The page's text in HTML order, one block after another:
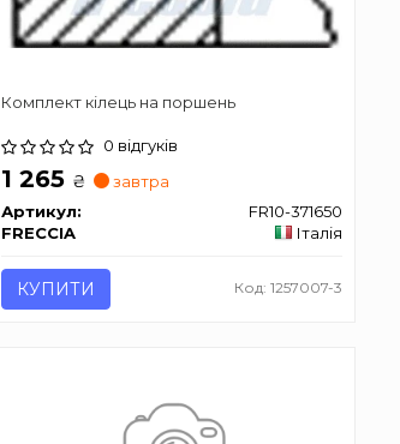
Комплект кілець на поршень
0 відгуків
1 265 ₴
завтра
Артикул:
FR10-371650
FRECCIA
Італія
КУПИТИ Код: 1257007-3